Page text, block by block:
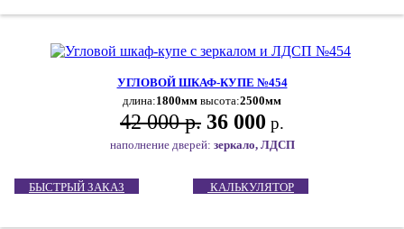
УГЛОВОЙ ШКАФ-КУПЕ №454
длина:1800мм высота:2500мм
42 000 р. 36 000 р.
наполнение дверей: зеркало, ЛДСП
БЫСТРЫЙ ЗАКАЗ КАЛЬКУЛЯТОР